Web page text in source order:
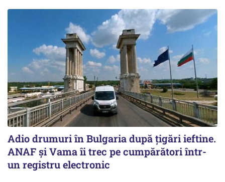
Adio drumuri în Bulgaria după țigări ieftine.
ANAF și Vama îi trec pe cumpărători într-
un registru electronic